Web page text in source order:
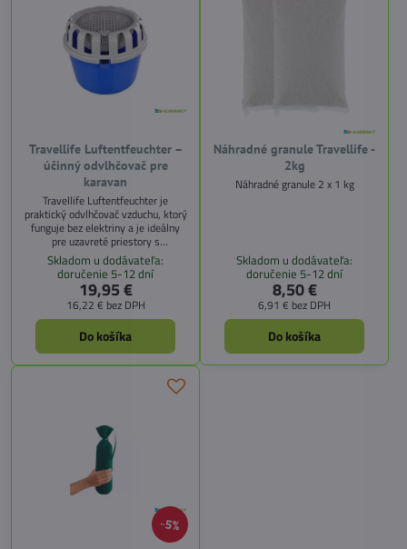
Travellife Luftentfeuchter –
účinný odvlhčovač pre
karavan
Travellife Luftentfeuchter je
praktický odvlhčovač vzduchu, ktorý
funguje bez elektriny a je ideálny
pre uzavreté priestory s
obmedzeným vetraním – ako sú
karavany, obytné vozidlá, lode,
pivnice či kúpeľne. Pomáha
predchádzať vlhkosti, plesniam a
zatuchnutému zápachu.
Skladom u dodávateľa:
doručenie 5-12 dní
19,95 €
16,22 € bez DPH
Do košíka
Náhradné granule Travellife -
2kg
Náhradné granule 2 x 1 kg
Skladom u dodávateľa:
doručenie 5-12 dní
8,50 €
6,91 € bez DPH
Do košíka
5%